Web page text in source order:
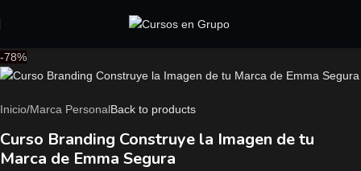
-78%
Inicio/Marca PersonalBack to products
Curso Branding Construye la Imagen de tu
Marca de Emma Segura